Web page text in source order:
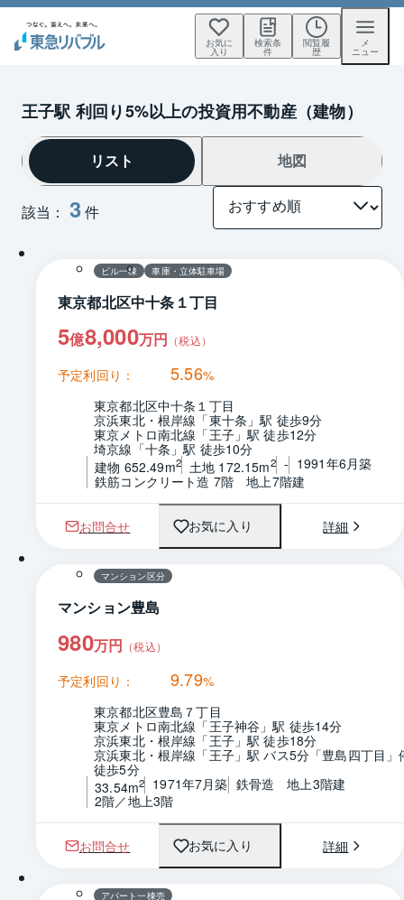
お気に
入り
検索条
件
閲覧履
歴
メ
ニュー
王子駅 利回り5%以上の投資用不動産（建物）
該当： 3件
リスト 地図
1 / 0 間取り
ビル一棟 車庫・立体駐車場
東京都北区中十条１丁目
5億8,000万円 （税込）
予定利回り： 5.56%
東京都北区中十条１丁目
京浜東北・根岸線「東十条」駅 徒歩9分
東京メトロ南北線「王子」駅 徒歩12分
埼京線「十条」駅 徒歩10分
建物 652.49m2 土地 172.15m2 - 1991年6月築
鉄筋コンクリート造 7階　地上7階建
お問合せ お気に入り 詳細
1 / 0 間取り
マンション区分
マンション豊島
980万円 （税込）
予定利回り： 9.79%
東京都北区豊島７丁目
東京メトロ南北線「王子神谷」駅 徒歩14分
京浜東北・根岸線「王子」駅 徒歩18分
京浜東北・根岸線「王子」駅 バス5分「豊島四丁目」
徒歩5分
33.54m2 1971年7月築 鉄骨造　地上3階建
2階／地上3階
お問合せ お気に入り 詳細
1 / 0 間取り
アパート一棟売